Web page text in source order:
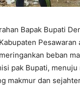
Bapak Bupati
Pesawaran
beban
pak Bupati, menuju
makmur dan